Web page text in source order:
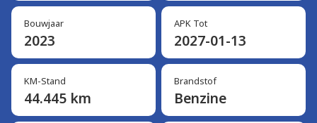
Bouwjaar
2023
APK Tot
2027-01-13
KM-Stand
44.445 km
Brandstof
Benzine